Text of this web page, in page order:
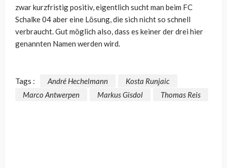
zwar kurzfristig positiv, eigentlich sucht man beim FC
Schalke 04 aber eine Lösung, die sich nicht so schnell
verbraucht. Gut möglich also, dass es keiner der drei hier
genannten Namen werden wird.
Tags : André Hechelmann
Kosta Runjaic
Marco Antwerpen
Markus Gisdol Thomas Reis